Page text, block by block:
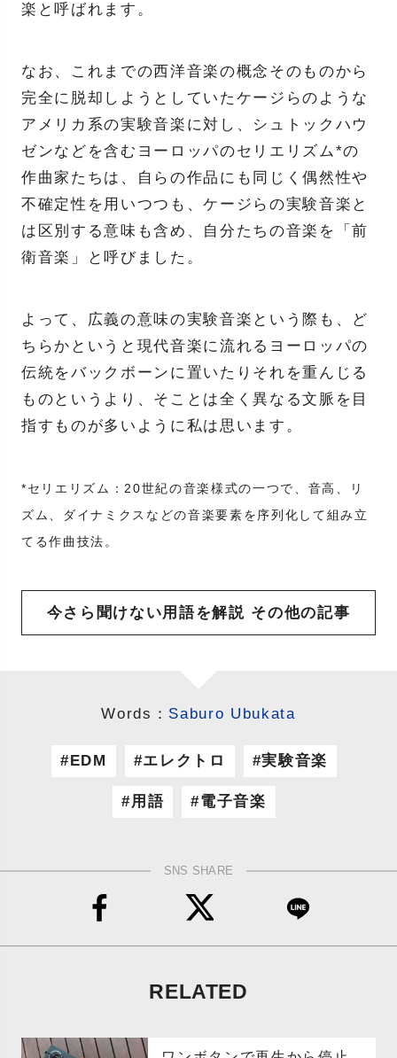
楽と呼ばれます。
なお、これまでの西洋音楽の概念そのものから
完全に脱却しようとしていたケージらのような
アメリカ系の実験音楽に対し、シュトックハウ
ゼンなどを含むヨーロッパのセリエリズム*の
作曲家たちは、自らの作品にも同じく偶然性や
不確定性を用いつつも、ケージらの実験音楽と
は区別する意味も含め、自分たちの音楽を「前
衛音楽」と呼びました。
よって、広義の意味の実験音楽という際も、ど
ちらかというと現代音楽に流れるヨーロッパの
伝統をバックボーンに置いたりそれを重んじる
ものというより、そことは全く異なる文脈を目
指すものが多いように私は思います。
*セリエリズム：20世紀の音楽様式の一つで、音高、リ
ズム、ダイナミクスなどの音楽要素を序列化して組み立
てる作曲技法。
今さら聞けない用語を解説 その他の記事
Words： Saburo Ubukata
EDM エレクトロ 実験音楽
用語 電子音楽
SNS SHARE
RELATED